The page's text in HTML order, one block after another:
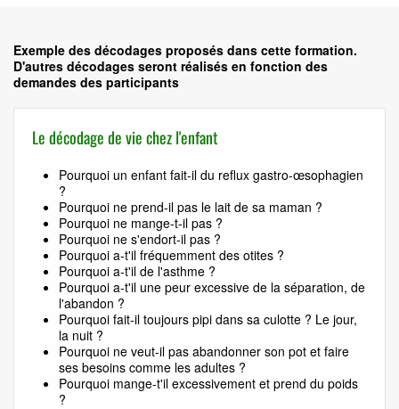
Exemple des décodages proposés dans cette formation.
D'autres décodages seront réalisés en fonction des
demandes des participants
Le décodage de vie chez l'enfant
Pourquoi un enfant fait-il du reflux gastro-œsophagien
?
Pourquoi ne prend-il pas le lait de sa maman ?
Pourquoi ne mange-t-il pas ?
Pourquoi ne s'endort-il pas ?
Pourquoi a-t'il fréquemment des otites ?
Pourquoi a-t'il de l'asthme ?
Pourquoi a-t'il une peur excessive de la séparation, de
l'abandon ?
Pourquoi fait-il toujours pipi dans sa culotte ? Le jour,
la nuit ?
Pourquoi ne veut-il pas abandonner son pot et faire
ses besoins comme les adultes ?
Pourquoi mange-t'il excessivement et prend du poids
?